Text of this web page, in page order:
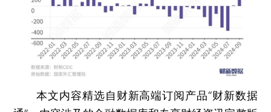
本文内容精选自财新高端订阅产品“财新数据